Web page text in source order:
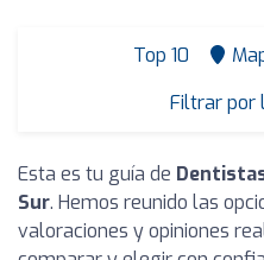
Top 10
Filtrar por
Esta es tu guía de
Sur. Hemos reunido las
valoraciones y opiniones